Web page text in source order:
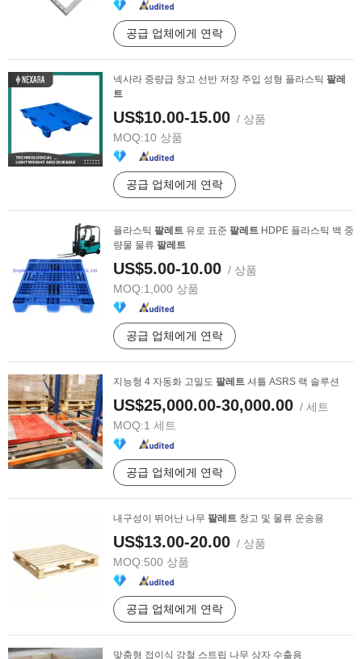
공급 업체에게 연락
넥사라 중량급 창고 선반 저장 주입 성형 플라스틱 팔레
트
US$10.00-15.00 / 상품
MOQ:10 상품
공급 업체에게 연락
플라스틱 팔레트 유로 표준 팔레트 HDPE 플라스틱 백 중
량물 물류 팔레트
US$5.00-10.00 / 상품
MOQ:1,000 상품
공급 업체에게 연락
지능형 4 자동화 고밀도 팔레트 셔틀 ASRS 랙 솔루션
US$25,000.00-30,000.00 / 세트
MOQ:1 세트
공급 업체에게 연락
내구성이 뛰어난 나무 팔레트 창고 및 물류 운송용
US$13.00-20.00 / 상품
MOQ:500 상품
공급 업체에게 연락
맞춤형 접이식 강철 스트립 나무 상자 수출용